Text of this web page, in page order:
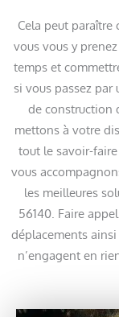
Cela peut
vous vous y
temps et
si vous passez
de construction
mettons à votre
tout le savoir-
vous
les meilleures
56140. Faire
déplacements
n’engagent en